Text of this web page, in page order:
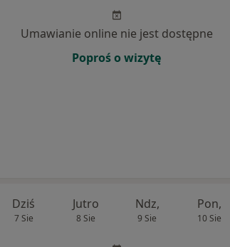
Umawianie online nie jest dostępne
Poproś o wizytę
Dziś
7 Sie
Jutro
8 Sie
Ndz,
9 Sie
Pon,
10 Sie